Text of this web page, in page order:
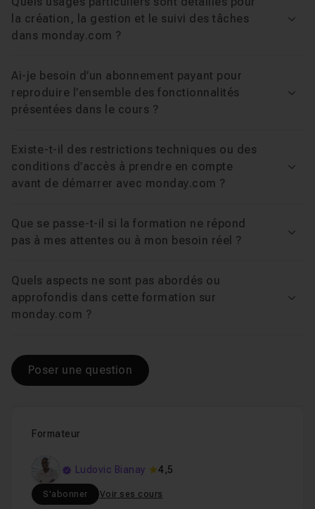
Formateur
Ludovic Bianay 4,5
S'abonner Voir ses cours
la création, la gestion et le suivi des tâches
dans monday.com ?
Ai-je besoin d’un abonnement payant pour
reproduire l’ensemble des fonctionnalités
présentées dans le cours ?
Existe-t-il des restrictions techniques ou des
conditions d’accès à prendre en compte
avant de démarrer avec monday.com ?
Que se passe-t-il si la formation ne répond
pas à mes attentes ou à mon besoin réel ?
Quels aspects ne sont pas abordés ou
approfondis dans cette formation sur
monday.com ?
Poser une question